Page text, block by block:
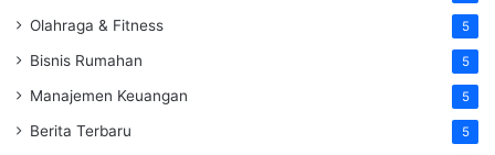
Olahraga & Fitness 5
Bisnis Rumahan 5
Manajemen Keuangan 5
Berita Terbaru 5